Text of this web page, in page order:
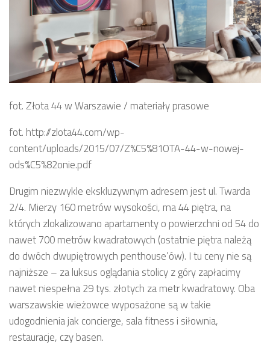
fot. Złota 44 w Warszawie / materiały prasowe
fot. http://zlota44.com/wp-
content/uploads/2015/07/Z%C5%81OTA-44-w-nowej-
ods%C5%82onie.pdf
Drugim niezwykle ekskluzywnym adresem jest ul. Twarda
2/4. Mierzy 160 metrów wysokości, ma 44 piętra, na
których zlokalizowano apartamenty o powierzchni od 54 do
nawet 700 metrów kwadratowych (ostatnie piętra należą
do dwóch dwupiętrowych penthouse’ów). I tu ceny nie są
najniższe – za luksus oglądania stolicy z góry zapłacimy
nawet niespełna 29 tys. złotych za metr kwadratowy. Oba
warszawskie wieżowce wyposażone są w takie
udogodnienia jak concierge, sala fitness i siłownia,
restauracje, czy basen.